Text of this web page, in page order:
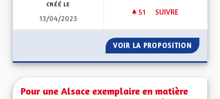
CRÉÉ LE
13/04/2023
51 51 ABONNÉS
SUIVRE
VOIR LA PROPOSITION
Pour une Alsace exemplaire en matière